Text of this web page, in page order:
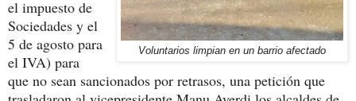
Voluntarios limpian en un barrio afectado
el impuesto de
Sociedades y el
5 de agosto para
el IVA) para
que no sean sancionados por retrasos, una petición que